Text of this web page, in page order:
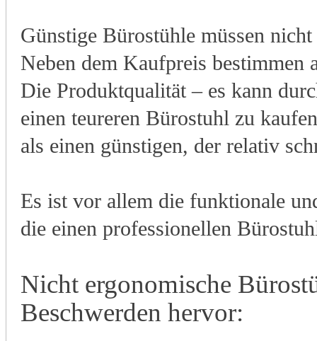
Günstige Bürostühle müssen
Neben dem Kaufpreis bestimmen
Die Produktqualität – es kann
einen teureren Bürostuhl zu
als einen günstigen, der relativ
Es ist vor allem die funktionale
die einen professionellen
Nicht ergonomische
Beschwerden hervor: